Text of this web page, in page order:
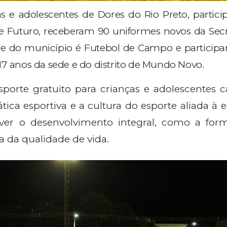
e adolescentes de Dores do Rio Preto,
Futuro, receberam 90 uniformes novos da
do município é Futebol de Campo e
anos da sede e do distrito de Mundo Novo.
gratuito para crianças e adolescentes
esportiva e a cultura do esporte aliada à
o desenvolvimento integral, como a
da qualidade de vida.